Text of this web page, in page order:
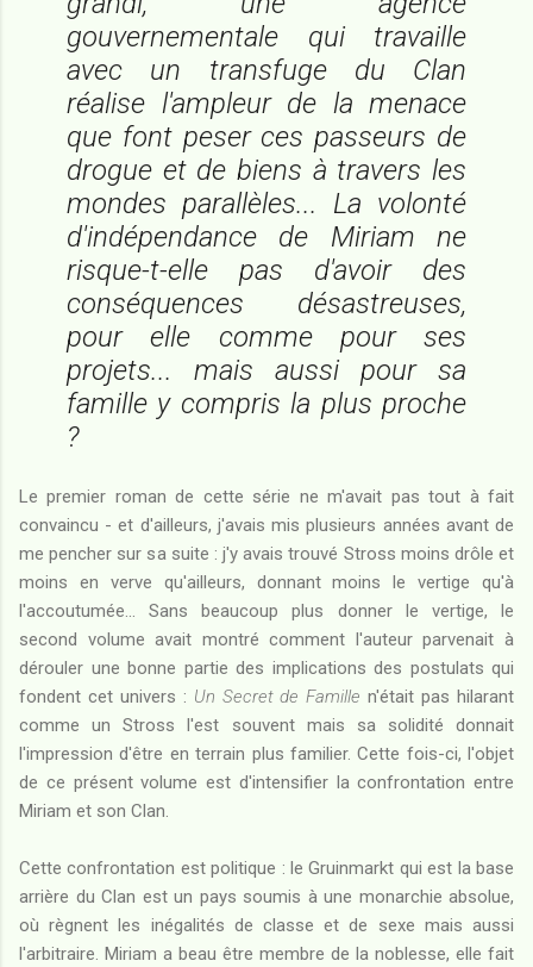
gouvernementale qui travaille
avec un transfuge du Clan
réalise l'ampleur de la menace
que font peser ces passeurs de
drogue et de biens à travers les
mondes parallèles... La volonté
d'indépendance de Miriam ne
risque-t-elle pas d'avoir des
conséquences désastreuses,
pour elle comme pour ses
projets... mais aussi pour sa
famille y compris la plus proche
?
Le premier roman de cette série ne m'avait pas tout à fait
convaincu - et d'ailleurs, j'avais mis plusieurs années avant de
me pencher sur sa suite : j'y avais trouvé Stross moins drôle et
moins en verve qu'ailleurs, donnant moins le vertige qu'à
l'accoutumée... Sans beaucoup plus donner le vertige, le
second volume avait montré comment l'auteur parvenait à
dérouler une bonne partie des implications des postulats qui
fondent cet univers : Un Secret de Famille n'était pas hilarant
comme un Stross l'est souvent mais sa solidité donnait
l'impression d'être en terrain plus familier. Cette fois-ci, l'objet
de ce présent volume est d'intensifier la confrontation entre
Miriam et son Clan.
Cette confrontation est politique : le Gruinmarkt qui est la base
arrière du Clan est un pays soumis à une monarchie absolue,
où règnent les inégalités de classe et de sexe mais aussi
l'arbitraire. Miriam a beau être membre de la noblesse, elle fait